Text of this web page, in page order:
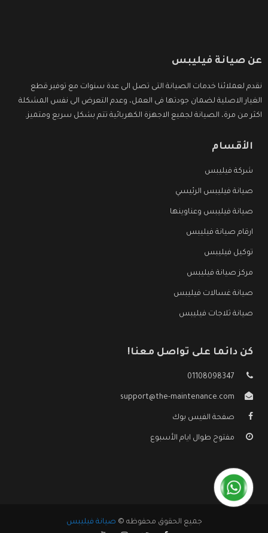
عن صيانة فيليبس
نقدم لعملائنا خدمات الصيانة التى تصل الى عدة سنوات مع توفير قطع
الغيار الاصلية لضمان جودتها فى العمل، وعدم التعرض الى نفس المشكلة
اكثر من مرة، الصيانة لجميع الاجهزة الكهربائية تتم بشكل سريع ومتميز.
الأقسام
شركة فيليبس
صيانة فيليبس الرئيسي
صيانة فيليبس وعناوينها
ارقام صيانة فيليبس
توكيل فيليبس
مركز صيانة فيليبس
صيانة غسالات فيليبس
صيانة ثلاجات فيليبس
كن دائما على تواصل معنا!
01108098347
support@the-maintenance.com
صفحة الفيس بوك
مفتوح طوال ايام الأسبوع
جميع الحقوق محفوظه © صيانة فيليبس